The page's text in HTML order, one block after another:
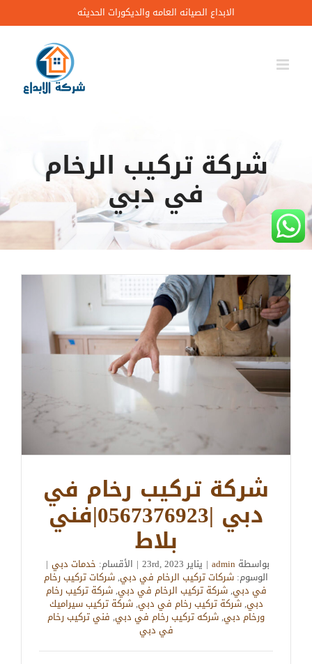
to
content
الابداع الصيانه العامه والديكورات الحديثه
شركة تركيب الرخام
في دبي
شركة تركيب رخام في
دبي |0567376923|فني
بلاط
بواسطة admin
| يناير 23rd, 2023 | الأقسام: خدمات دبي |
الوسوم: شركات تركيب الرخام في دبي,شركات تركيب رخام
في دبي,شركة تركيب الرخام في دبي,شركة تركيب رخام
دبي,شركة تركيب رخام في دبي,شركة تركيب سيراميك
ورخام دبي,شركه تركيب رخام في دبي, فني تركيب رخام
في دبي